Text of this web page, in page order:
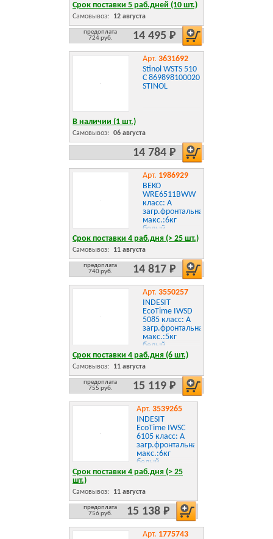
Срок поставки 5 раб.дней (10 шт.)
Самовывоз: 12 августа
предоплата
724 руб.
14 495 Р
Арт. 3631692
Stinol WSTS 510
C 869898100020
STINOL
В наличии (1 шт.)
Самовывоз: 06 августа
14 784 Р
Арт. 1986929
BEKO
WRE6511BWW
класс: A
загр.фронтальная
макс.:6кг
белый
Срок поставки 4 раб.дня (> 25 шт.)
Самовывоз: 11 августа
предоплата
740 руб.
14 817 Р
Арт. 3550257
INDESIT
EcoTime IWSD
5085 класс: A
загр.фронтальная
макс.:5кг
белый
Срок поставки 4 раб.дня (6 шт.)
Самовывоз: 11 августа
предоплата
755 руб.
15 119 Р
Арт. 3539265
INDESIT
EcoTime IWSC
6105 класс: A
загр.фронтальная
макс.:6кг
белый
Срок поставки 4 раб.дня (> 25
шт.)
Самовывоз: 11 августа
предоплата
756 руб.
15 138 Р
Арт. 1775743